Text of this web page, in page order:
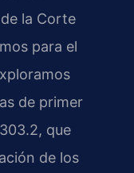
la Corte
para el
de primer
que
de los